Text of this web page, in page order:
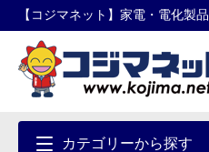
【コジマネット】家電・電化製
カテゴリーから探す